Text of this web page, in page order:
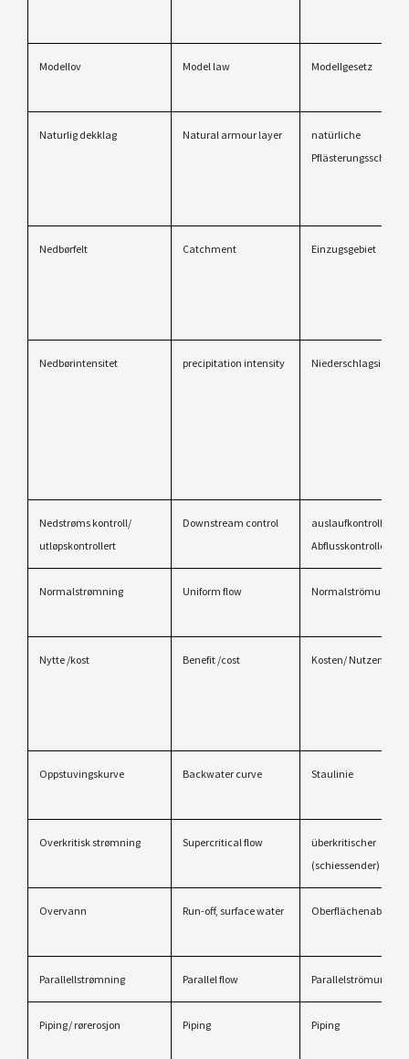
Modellov Model law Modellgesetz
Naturlig dekklag Natural armour layer
natürliche
Pflästerungsschicht
Nedbørfelt Catchment Einzugsgebiet
Nedbørintensitet precipitation intensity
Nedstrøms kontroll/
utløpskontrollert
Downstream control
auslaufkontrollierte
Abflusskontrolle
Normalstrømning Uniform flow Normalströmung
Nytte /kost Benefit /cost Kosten/ Nutzen
Oppstuvingskurve Backwater curve Staulinie
Overkritisk strømning Supercritical flow
überkritischer
(schiessender)
Overvann Run-off, surface water Oberflächenabfluss
Parallellstrømning Parallel flow Parallelströmung
Piping/ rørerosjon Piping Piping